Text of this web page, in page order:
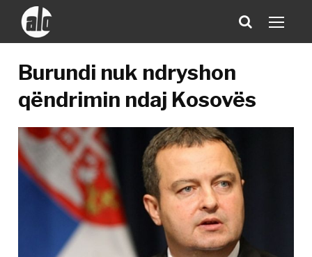
Burundi nuk ndryshon
qëndrimin ndaj Kosovës